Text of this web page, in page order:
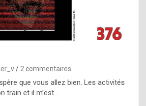
o
r
p
e
c
2 commentaires
que vous allez bien. Les activités
train et il m’est…